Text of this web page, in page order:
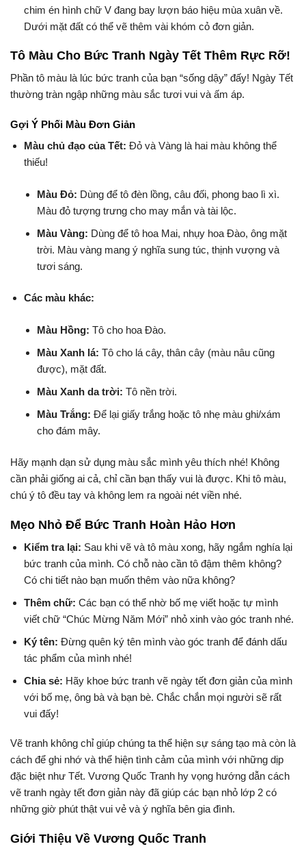
chim én hình chữ V đang bay lượn báo hiệu mùa xuân về.
Dưới mặt đất có thể vẽ thêm vài khóm cỏ đơn giản.
Tô Màu Cho Bức Tranh Ngày Tết Thêm Rực Rỡ!
Phần tô màu là lúc bức tranh của bạn “sống dậy” đấy! Ngày Tết
thường tràn ngập những màu sắc tươi vui và ấm áp.
Gợi Ý Phối Màu Đơn Giản
Màu chủ đạo của Tết: Đỏ và Vàng là hai màu không thể
thiếu!
Màu Đỏ: Dùng để tô đèn lồng, câu đối, phong bao lì xì.
Màu đỏ tượng trưng cho may mắn và tài lộc.
Màu Vàng: Dùng để tô hoa Mai, nhụy hoa Đào, ông mặt
trời. Màu vàng mang ý nghĩa sung túc, thịnh vượng và
tươi sáng.
Các màu khác:
Màu Hồng: Tô cho hoa Đào.
Màu Xanh lá: Tô cho lá cây, thân cây (màu nâu cũng
được), mặt đất.
Màu Xanh da trời: Tô nền trời.
Màu Trắng: Để lại giấy trắng hoặc tô nhẹ màu ghi/xám
cho đám mây.
Hãy mạnh dạn sử dụng màu sắc mình yêu thích nhé! Không
cần phải giống ai cả, chỉ cần bạn thấy vui là được. Khi tô màu,
chú ý tô đều tay và không lem ra ngoài nét viền nhé.
Mẹo Nhỏ Để Bức Tranh Hoàn Hảo Hơn
Kiểm tra lại: Sau khi vẽ và tô màu xong, hãy ngắm nghía lại
bức tranh của mình. Có chỗ nào cần tô đậm thêm không?
Có chi tiết nào bạn muốn thêm vào nữa không?
Thêm chữ: Các bạn có thể nhờ bố mẹ viết hoặc tự mình
viết chữ “Chúc Mừng Năm Mới” nhỏ xinh vào góc tranh nhé.
Ký tên: Đừng quên ký tên mình vào góc tranh để đánh dấu
tác phẩm của mình nhé!
Chia sẻ: Hãy khoe bức tranh vẽ ngày tết đơn giản của mình
với bố mẹ, ông bà và bạn bè. Chắc chắn mọi người sẽ rất
vui đấy!
Vẽ tranh không chỉ giúp chúng ta thể hiện sự sáng tạo mà còn là
cách để ghi nhớ và thể hiện tình cảm của mình với những dịp
đặc biệt như Tết. Vương Quốc Tranh hy vọng hướng dẫn cách
vẽ tranh ngày tết đơn giản này đã giúp các bạn nhỏ lớp 2 có
những giờ phút thật vui vẻ và ý nghĩa bên gia đình.
Giới Thiệu Về Vương Quốc Tranh